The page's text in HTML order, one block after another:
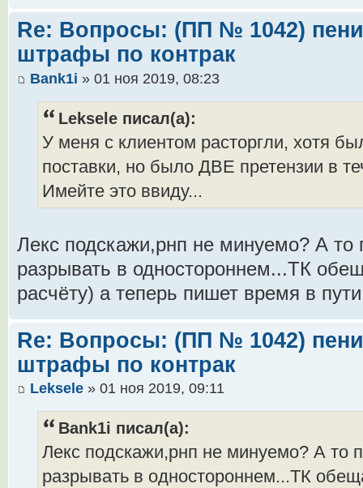
Re: Вопросы: (ПП № 1042)
штрафы по контрак
Bank1i » 01 ноя 2019, 08:23
Leksele писал(а):
У меня с клиентом расторгли, хотя
поставки, но было ДВЕ претензии в
Имейте это ввиду...
Лекс подскажи,рнп не минуемо? А то
разрывать в одностороннем...ТК
расчёту) а теперь пишет время в
Re: Вопросы: (ПП № 1042)
штрафы по контрак
Leksele » 01 ноя 2019, 09:11
Bank1i писал(а):
Лекс подскажи,рнп не минуемо? А то
разрывать в одностороннем...ТК